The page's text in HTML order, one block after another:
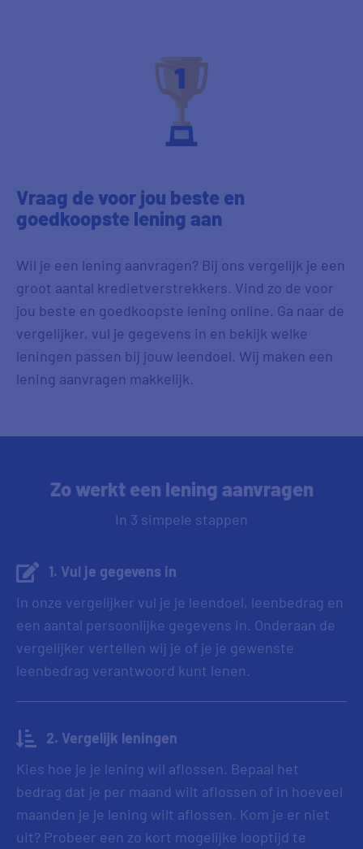
Vraag de voor jou beste en
goedkoopste lening aan
Wil je een lening aanvragen? Bij ons vergelijk je een
groot aantal kredietverstrekkers. Vind zo de voor
jou beste en goedkoopste lening online. Ga naar de
vergelijker, vul je gegevens in en bekijk welke
leningen passen bij jouw leendoel. Wij maken een
lening aanvragen makkelijk.
Zo werkt een lening aanvragen
In 3 simpele stappen
1. Vul je gegevens in
In onze vergelijker vul je je leendoel, leenbedrag en
een aantal persoonlijke gegevens in. Onderaan de
vergelijker vertellen wij je of je je gewenste
leenbedrag verantwoord kunt lenen.
2. Vergelijk leningen
Kies hoe je je lening wil aflossen. Bepaal het
bedrag dat je per maand wilt aflossen of in hoeveel
maanden je je lening wilt aflossen. Kom je er niet
uit? Probeer een zo kort mogelijke looptijd te